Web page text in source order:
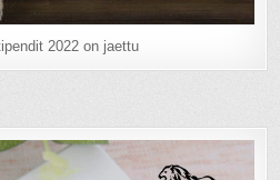
2022 on jaettu